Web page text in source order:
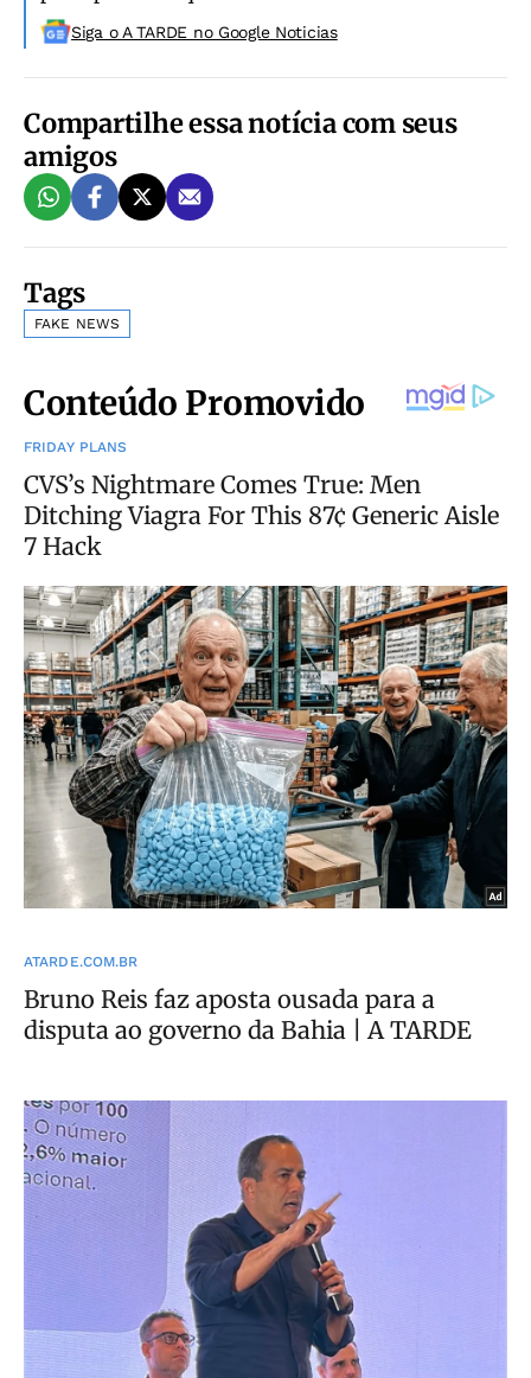
Siga o A TARDE no Google Noticias
Compartilhe essa notícia com seus
amigos
Tags
FAKE NEWS